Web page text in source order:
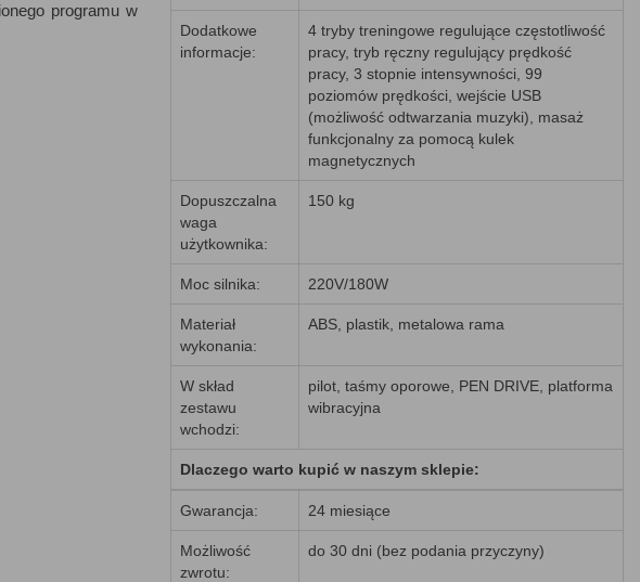
programu w
Dodatkowe
informacje:
4 tryby treningowe regulujące częstotliwość
pracy, tryb ręczny regulujący prędkość
pracy, 3 stopnie intensywności, 99
poziomów prędkości, wejście USB
(możliwość odtwarzania muzyki), masaż
funkcjonalny za pomocą kulek
magnetycznych
Dopuszczalna
waga
użytkownika:
150 kg
Moc silnika: 220V/180W
Materiał
wykonania:
ABS, plastik, metalowa rama
W skład
zestawu
wchodzi:
pilot, taśmy oporowe, PEN DRIVE, platforma
wibracyjna
Dlaczego warto kupić w naszym sklepie:
Gwarancja: 24 miesiące
Możliwość
zwrotu:
do 30 dni (bez podania przyczyny)